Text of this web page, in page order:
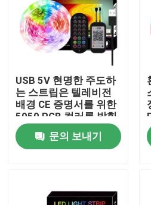
집
USB 5V 현명한 주도하
는 스트립은 텔레비전
배경 CE 증명서를 위한
5050 RGB 컬러를 밝힙
니다
문의 보내기